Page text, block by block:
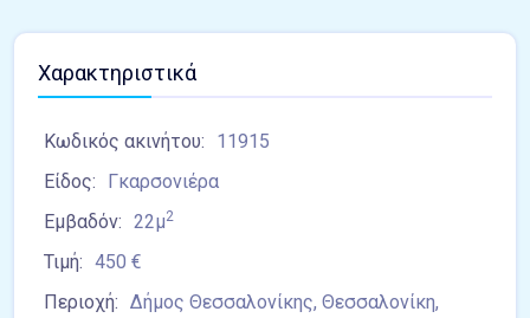
Χαρακτηριστικά
Κωδικός ακινήτου:
11915
Είδος:
Γκαρσονιέρα
Εμβαδόν: 22μ2
Τιμή: 450 €
Περιοχή: Δήμος Θεσσαλονίκης, Θεσσαλονίκη,